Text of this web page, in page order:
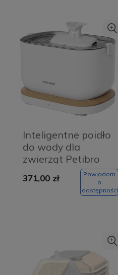
Inteligentne poidło
do wody dla
zwierząt Petibro
Dockstream 2.5L
Białe - White
371,00 zł
Powiadom
o
dostępności